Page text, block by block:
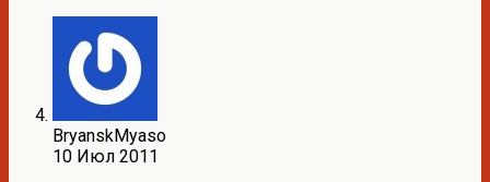
BryanskMyaso
10 Июл 2011